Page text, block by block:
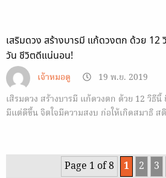
เสริมดวง สร้างบารมี แก้ดวงตก ด้วย 12
วัน ชีวิตดีแน่นอน!
เจ้าหมอดู
19 พ.ย. 2019
เสิรมดวง สร้างบารมี แก้ดวงตก ด้วย 12 วิธี
มีแต่ดีขึ้น จิตใจมีความสงบ ก่อให้เกิดสมาธิ ส
Page 1 of 8 1 2 3